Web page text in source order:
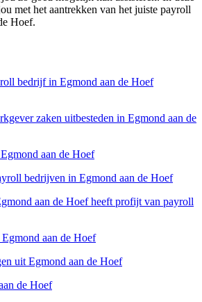
met het aantrekken van het juiste payroll
Hoef.
bedrijf in Egmond aan de Hoef
zaken uitbesteden in Egmond aan de
aan de Hoef
bedrijven in Egmond aan de Hoef
aan de Hoef heeft profijt van payroll
aan de Hoef
uit Egmond aan de Hoef
de Hoef